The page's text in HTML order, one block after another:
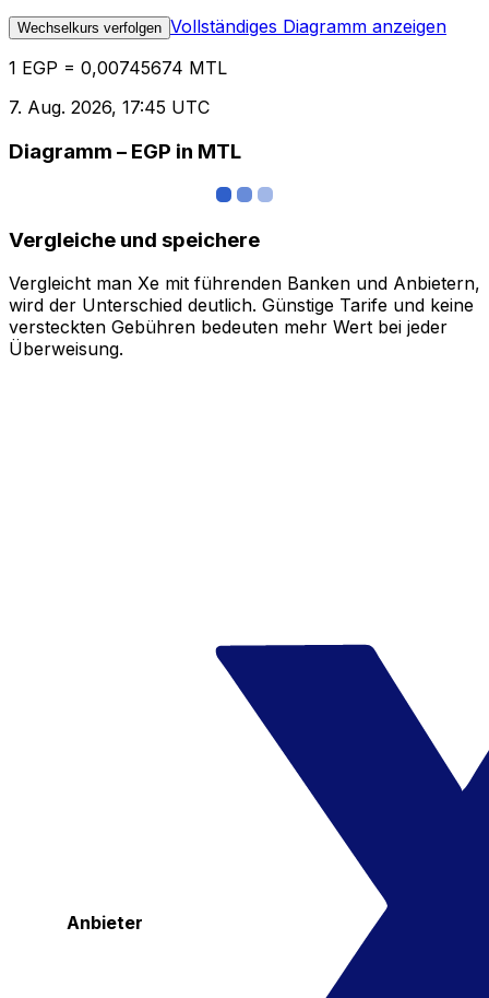
Wechselkurs verfolgen Vollständiges Diagramm anzeigen
1 EGP = 0,00745674 MTL
7. Aug. 2026, 17:45 UTC
Diagramm – EGP in MTL
Vergleiche und speichere
Vergleicht man Xe mit führenden Banken und Anbietern,
wird der Unterschied deutlich. Günstige Tarife und keine
versteckten Gebühren bedeuten mehr Wert bei jeder
Überweisung.
Anbieter